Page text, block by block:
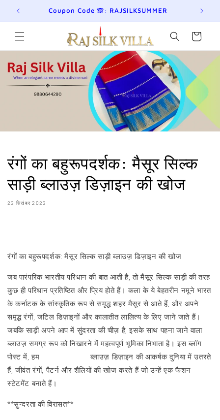
सामग्री
Coupon Code 🙈: RAJSILKSUMMER
कार्ट
रंगों का बहुरूपदर्शक: मैसूर सिल्क
साड़ी ब्लाउज़ डिज़ाइन की खोज
23 सितंबर 2023
रंगों का बहुरूपदर्शक: मैसूर सिल्क साड़ी ब्लाउज़ डिज़ाइन की खोज
जब पारंपरिक भारतीय परिधान की बात आती है, तो मैसूर सिल्क साड़ी की तरह
कुछ ही परिधान प्रतिष्ठित और प्रिय होते हैं। कला के ये बेहतरीन नमूने भारत
के कर्नाटक के सांस्कृतिक रूप से समृद्ध शहर मैसूर से आते हैं, और अपने
समृद्ध रंगों, जटिल डिज़ाइनों और कालातीत लालित्य के लिए जाने जाते हैं।
जबकि साड़ी अपने आप में सुंदरता की चीज़ है, इसके साथ पहना जाने वाला
ब्लाउज़ समग्र रूप को निखारने में महत्वपूर्ण भूमिका निभाता है। इस ब्लॉग
पोस्ट में, हम
ब्लाउज़ डिज़ाइन की आकर्षक दुनिया में उतरते
हैं, जीवंत रंगों, पैटर्न और शैलियों की खोज करते हैं जो उन्हें एक फैशन
स्टेटमेंट बनाते हैं।
**सुन्दरता की विरासत**